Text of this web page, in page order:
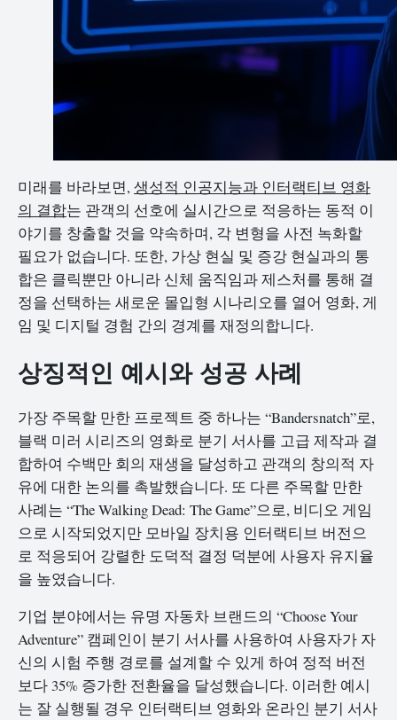
미래를 바라보면,생성적 인공지능과 인터랙티브 영화
의 결합는 관객의 선호에 실시간으로 적응하는 동적 이
야기를 창출할 것을 약속하며, 각 변형을 사전 녹화할
필요가 없습니다. 또한, 가상 현실 및 증강 현실과의 통
합은 클릭뿐만 아니라 신체 움직임과 제스처를 통해 결
정을 선택하는 새로운 몰입형 시나리오를 열어 영화, 게
임 및 디지털 경험 간의 경계를 재정의합니다.
상징적인 예시와 성공 사례
가장 주목할 만한 프로젝트 중 하나는 “Bandersnatch”로,
블랙 미러 시리즈의 영화로 분기 서사를 고급 제작과 결
합하여 수백만 회의 재생을 달성하고 관객의 창의적 자
유에 대한 논의를 촉발했습니다. 또 다른 주목할 만한
사례는 “The Walking Dead: The Game”으로, 비디오 게임
으로 시작되었지만 모바일 장치용 인터랙티브 버전으
로 적응되어 강렬한 도덕적 결정 덕분에 사용자 유지율
을 높였습니다.
기업 분야에서는 유명 자동차 브랜드의 “Choose Your
Adventure” 캠페인이 분기 서사를 사용하여 사용자가 자
신의 시험 주행 경로를 설계할 수 있게 하여 정적 버전
보다 35% 증가한 전환율을 달성했습니다. 이러한 예시
는 잘 실행될 경우 인터랙티브 영화와 온라인 분기 서사